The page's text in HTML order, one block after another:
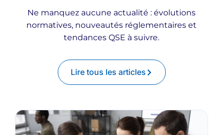
Ne manquez aucune actualité : évolutions
normatives, nouveautés réglementaires et
tendances QSE à suivre.
Lire tous les articles